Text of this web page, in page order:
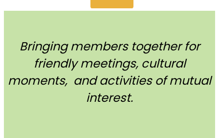
Bringing members together for
friendly meetings, cultural
moments, and activities of mutual
interest.